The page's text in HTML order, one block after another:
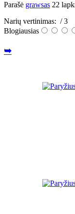
Parašė grawsas 22
Narių vertinimas: / 3
Blogiausias
➥